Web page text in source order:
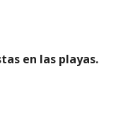
en las playas.